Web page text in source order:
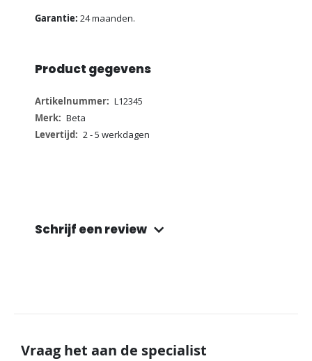
Garantie: 24 maanden.
Product gegevens
Meer
informatie
L12345
Beta
2 - 5 werkdagen
Schrijf een review
Vraag het aan de specialist